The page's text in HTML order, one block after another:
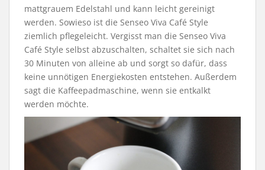
mattgrauem Edelstahl und kann leicht gereinigt
werden. Sowieso ist die Senseo Viva Café Style
ziemlich pflegeleicht. Vergisst man die Senseo Viva
Café Style selbst abzuschalten, schaltet sie sich nach
30 Minuten von alleine ab und sorgt so dafür, dass
keine unnötigen Energiekosten entstehen. Außerdem
sagt die Kaffeepadmaschine, wenn sie entkalkt
werden möchte.